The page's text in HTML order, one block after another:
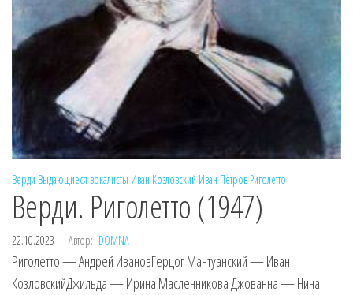
Верди Выдающиеся вокалисты Иван Козловский Иван Петров Риголетто
Верди. Риголетто (1947)
22.10.2023 Автор: DOMNA
Риголетто — Андрей ИвановГерцог Мантуанский — Иван
КозловскийДжильда — Ирина Масленникова Джованна — Нина